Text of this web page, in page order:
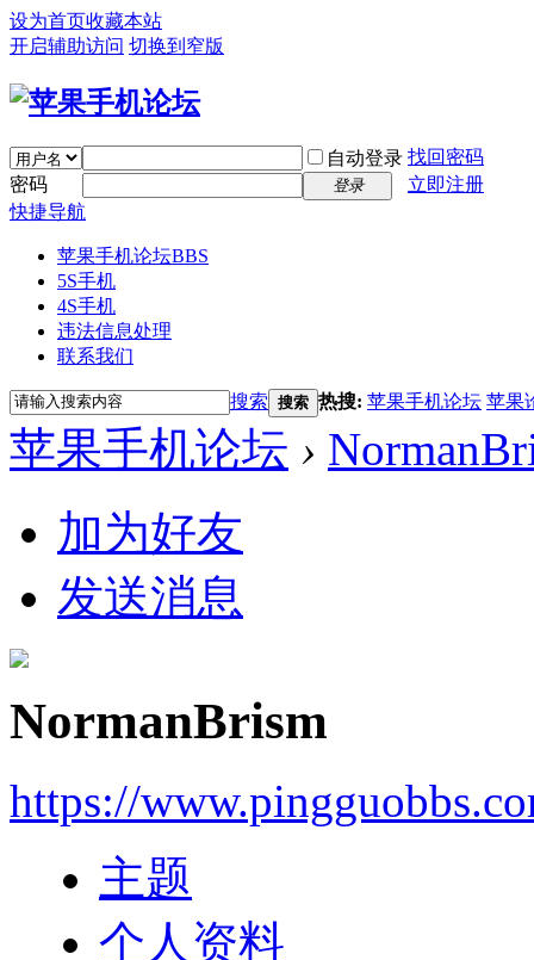
设为首页收藏本站
开启辅助访问 切换到窄版
自动登录 找回密码
密码
登录
立即注册
快捷导航
苹果手机论坛BBS
5S手机
4S手机
违法信息处理
联系我们
搜索 搜索 热搜: 苹果手机论坛 苹果
苹果手机论坛 ›
加为好友
发送消息
NormanBrism
https://
主题
个人资料